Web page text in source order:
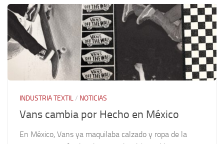
INDUSTRIA TEXTIL/ NOTICIAS
Vans cambia por Hecho en México
En México, Vans ya maquilaba calzado y ropa de la